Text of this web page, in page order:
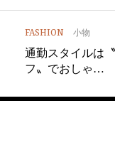
FASHION 小物
通勤スタイルは
フ〟でおしゃ…